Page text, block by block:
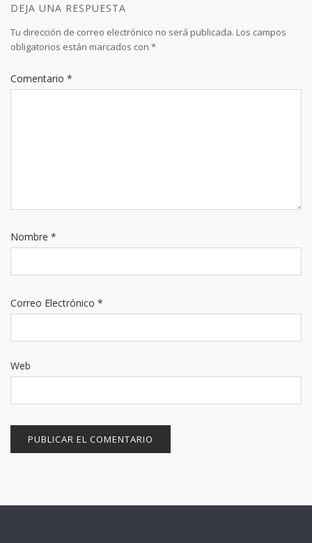
DEJA UNA RESPUESTA
Tu dirección de correo electrónico no será publicada. Los campos
obligatorios están marcados con *
Comentario *
Nombre *
Correo Electrónico *
Web